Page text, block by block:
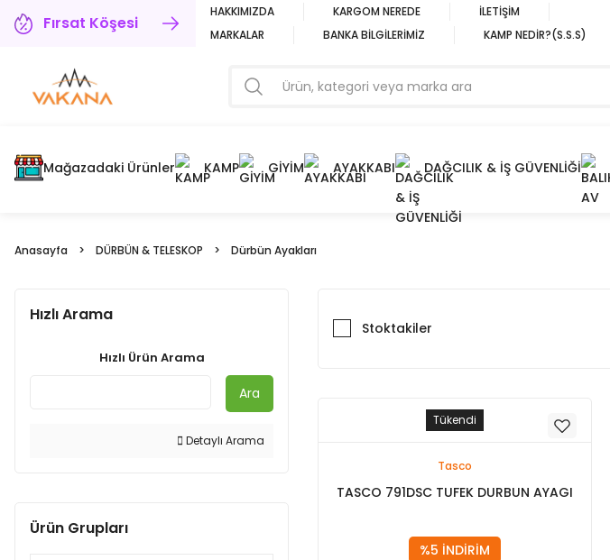
Fırsat Köşesi
HAKKIMIZDA KARGOM NEREDE
İLETİŞİM
MARKALAR
BANKA BİLGİLERİMİZ KAMP NEDİR?(S.S.S)
Mağazadaki Ürünler KAMP GİYİM AYAKKABI DAĞCILIK & İŞ GÜVENLİĞİ
Anasayfa DÜRBÜN & TELESKOP Dürbün Ayakları
Hızlı Arama
Hızlı Ürün Arama
Ara
Detaylı Arama
Ürün Grupları
Stoktakiler
Tükendi
Tasco
TASCO 791DSC TUFEK DURBUN AYAGI
%5 İNDİRİM